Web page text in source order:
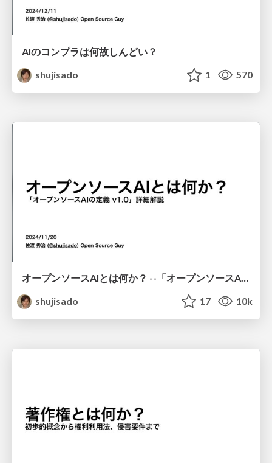
AIのコンプラは何故しんどい？
shujisado
1 570
オープンソースAIとは何か？ --「オープンソースAIの定義 v1.0」詳細解説
shujisado
17 10k